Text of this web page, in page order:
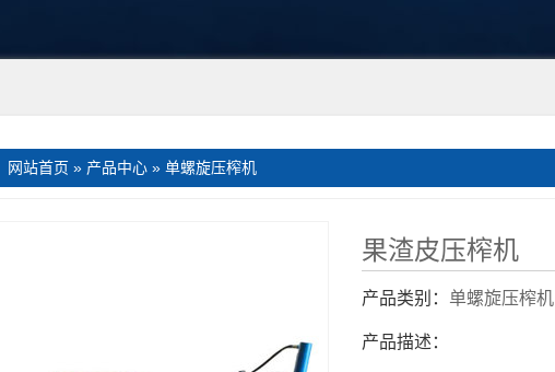
网站首页 » 产品中心 » 单螺旋压榨机
果渣皮压榨机
产品类别： 单螺旋压榨机
产品描述：